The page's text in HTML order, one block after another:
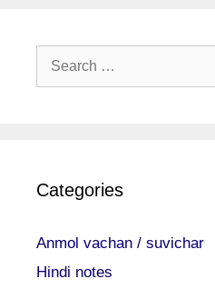
Search
Categories
Anmol vachan / suvichar
Hindi notes